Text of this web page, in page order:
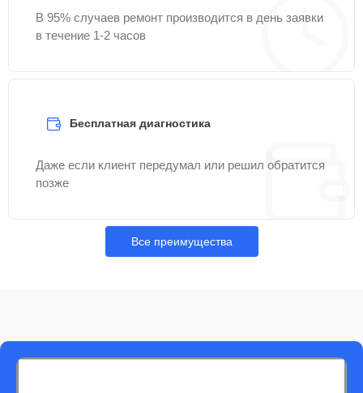
В 95% случаев ремонт производится в день заявки
в течение 1-2 часов
Бесплатная диагностика
Даже если клиент передумал или решил обратится
позже
Все преимущества